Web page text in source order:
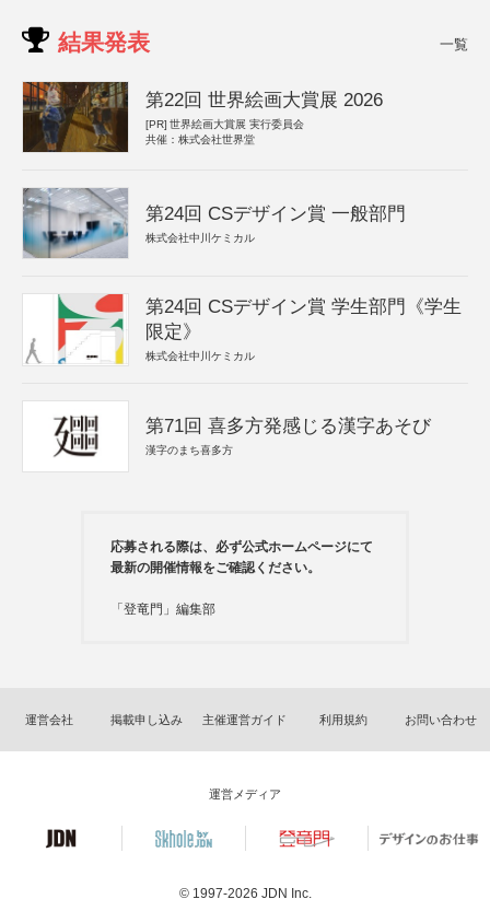
結果発表 一覧
第22回 世界絵画大賞展 2026
[PR] 世界絵画大賞展 実行委員会
共催：株式会社世界堂
第24回 CSデザイン賞 一般部門
株式会社中川ケミカル
第24回 CSデザイン賞 学生部門《学生
限定》
株式会社中川ケミカル
第71回 喜多方発感じる漢字あそび
漢字のまち喜多方
応募される際は、必ず公式ホームページにて
最新の開催情報をご確認ください。
「登竜門」編集部
運営会社 掲載申し込み 主催運営ガイド 利用規約 お問い合わせ
運営メディア
© 1997-2026 JDN Inc.